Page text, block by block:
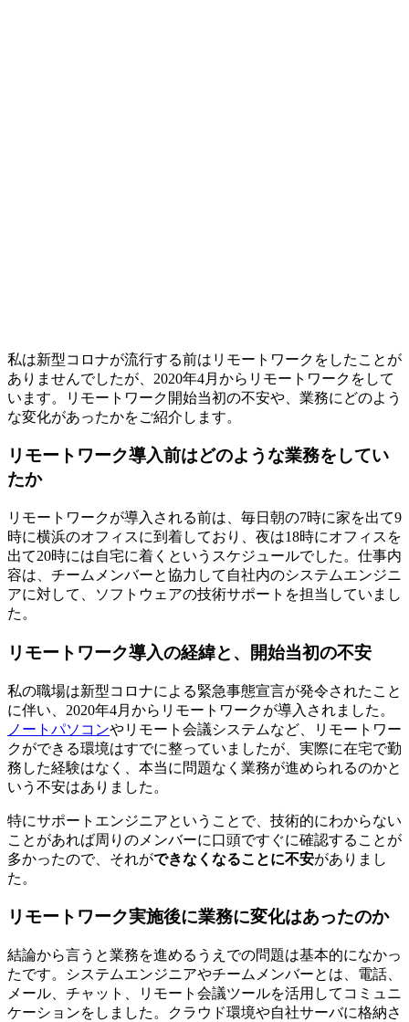
私は新型コロナが流行する前はリモートワークをしたことが
ありませんでしたが、2020年4月からリモートワークをして
います。
リモートワーク開始当初の不安や、業務にどのよう
な変化があったかをご紹介 します。
リモートワーク導入前はどのような業務をしてい
たか
リモートワークが導入される前は、毎日朝の7時に家を出て9
時に横浜のオフィスに到着しており、夜は18時にオフィスを
出て20時には自宅に着くというスケジュールでした。 仕事内
容は、チームメンバーと協力して自社内のシステムエンジニ
アに対して、ソフトウェアの技術サポートを担当 していまし
た。
リモートワーク導入の経緯と、開始当初の不安
私の職場は新型コロナによる緊急事態宣言が発令されたこと
に伴い、2020年4月からリモートワークが導入されました。
ノートパソコンやリモート会議システムなど、リモートワー
クができる環境はすでに整っていましたが、実際に在宅で勤
務した経験はなく、本当に問題なく業務が進められるのかと
いう不安はありました。
特にサポートエンジニアということで、 技術的にわからない
ことがあれば周りのメンバーに口頭ですぐに確認することが
多かったので、それができなくなることに不安がありまし
た。
リモートワーク実施後に業務に変化はあったのか
結論から言うと業務を進めるうえでの問題は基本的になかっ
たです。システムエンジニアやチームメンバーとは、 電話、
メール、チャット、リモート会議ツールを活用 してコミュニ
ケーションをしました。クラウド環境や自社サーバに格納さ